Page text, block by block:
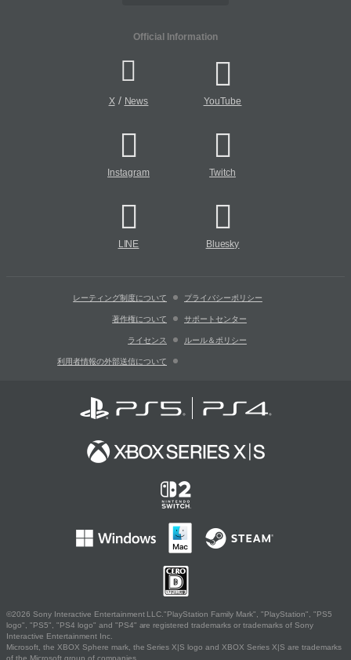
Official Information
X/ News YouTube
Instagram Twitch
LINE Bluesky
レーティング制度について プライバシーポリシー
著作権について サポートセンター
ライセンス ルール＆ポリシー
利用者情報の外部送信について
©2026 Sony Interactive Entertainment LLC."PlayStation Family Mark", "PlayStation", "PS5
logo", "PS5", "PS4 logo" and "PS4" are registered trademarks or trademarks of Sony
Interactive Entertainment Inc.
Microsoft, the XBOX Sphere mark, the Series X|S logo and XBOX Series X|S are trademarks
of the Microsoft group of companies.